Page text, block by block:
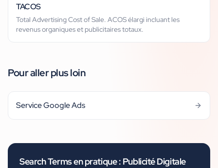
TACOS
Total Advertising Cost of Sale. ACOS élargi incluant les
revenus organiques et publicitaires totaux.
Pour aller plus loin
Service Google Ads
Search Termsen pratique : Publicité Digitale